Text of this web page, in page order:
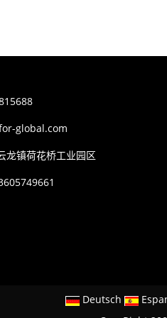
global.com
龙镇荷花桥工业园区
Deutsch